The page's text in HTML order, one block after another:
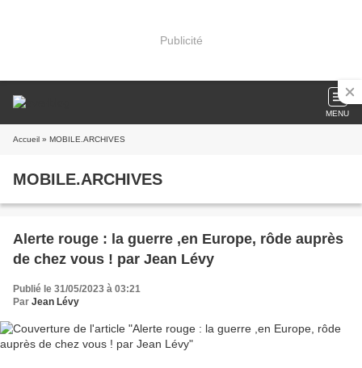
Publicité
MENU
Accueil » MOBILE.ARCHIVES
MOBILE.ARCHIVES
Alerte rouge : la guerre ,en Europe, rôde auprès
de chez vous ! par Jean Lévy
Publié le 31/05/2023 à 03:21
Par Jean Lévy